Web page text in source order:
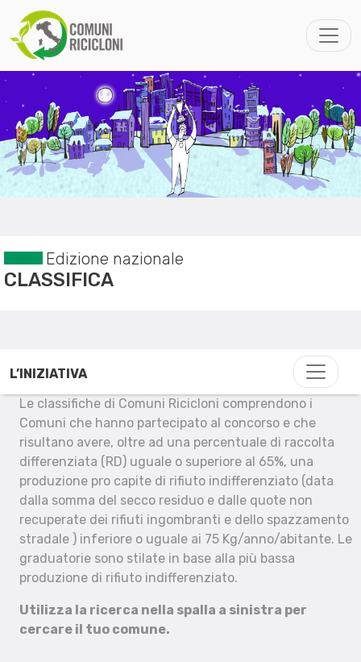
Edizione nazionale
CLASSIFICA
L’INIZIATIVA
Le classifiche di Comuni Ricicloni comprendono i
Comuni che hanno partecipato al concorso e che
risultano avere, oltre ad una percentuale di raccolta
differenziata (RD) uguale o superiore al 65%, una
produzione pro capite di rifiuto indifferenziato (data
dalla somma del secco residuo e dalle quote non
recuperate dei rifiuti ingombranti e dello spazzamento
stradale ) inferiore o uguale ai 75 Kg/anno/abitante. Le
graduatorie sono stilate in base alla più bassa
produzione di rifiuto indifferenziato.
Utilizza la ricerca nella spalla a sinistra per
cercare il tuo comune.